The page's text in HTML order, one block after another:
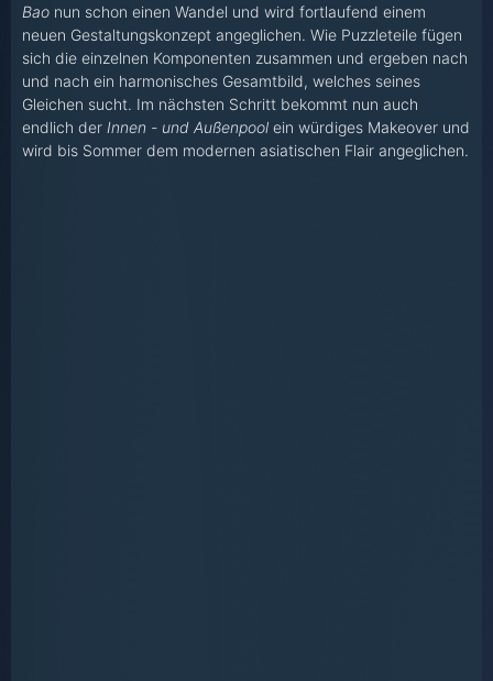
Bao nun schon einen Wandel und wird fortlaufend einem
neuen Gestaltungskonzept angeglichen. Wie Puzzleteile fügen
sich die einzelnen Komponenten zusammen und ergeben nach
und nach ein harmonisches Gesamtbild, welches seines
Gleichen sucht. Im nächsten Schritt bekommt nun auch
endlich der Innen - und Außenpool ein würdiges Makeover und
wird bis Sommer dem modernen asiatischen Flair angeglichen.